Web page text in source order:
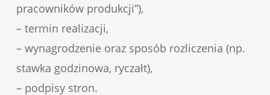
pracowników produkcji”),
– termin realizacji,
– wynagrodzenie oraz sposób rozliczenia (np.
stawka godzinowa, ryczałt),
– podpisy stron.